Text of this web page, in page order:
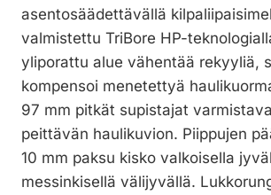
asentosäädettävällä
valmistettu TriBore HP-
yliporattu alue vähentää rekyyliä,
kompensoi menetettyä
97 mm pitkät supistajat
peittävän haulikuvion. Piippujen
10 mm paksu kisko valkoisella
messinkisellä välijyvällä.